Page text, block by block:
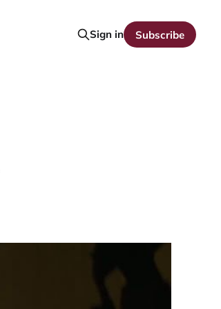
Sign in Subscribe